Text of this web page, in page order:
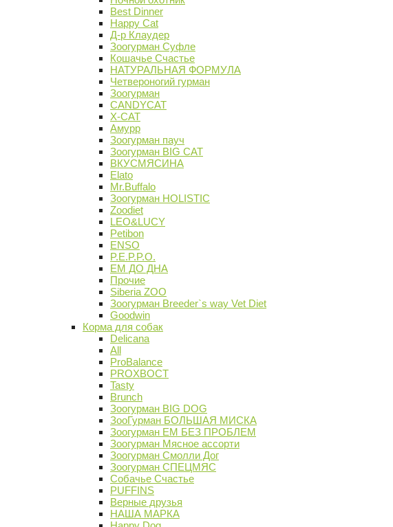
Best Dinner
Happy Cat
Д-р Клаудер
Зоогурман Суфле
Кошачье Счастье
НАТУРАЛЬНАЯ ФОРМУЛА
Четвероногий гурман
Зоогурман
CANDYCAT
X-CAT
Амурр
Зоогурман пауч
Зоогурман BIG CAT
ВКУСМЯСИНА
Elato
Mr.Buffalo
Зоогурман HOLISTIC
Zoodiet
LEO&LUCY
Petibon
ENSO
P.E.P.P.O.
ЕМ ДО ДНА
Прочие
Siberia ZOO
Зоогурман Breeder`s way Vet Diet
Goodwin
Корма для собак
Delicana
All
ProBalance
PROХВОСТ
Tasty
Brunch
Зоогурман BIG DOG
ЗооГурман БОЛЬШАЯ МИСКА
Зоогурман ЕМ БЕЗ ПРОБЛЕМ
Зоогурман Мясное ассорти
Зоогурман Смолли Дог
Зоогурман СПЕЦМЯС
Собачье Счастье
PUFFINS
Верные друзья
НАША МАРКА